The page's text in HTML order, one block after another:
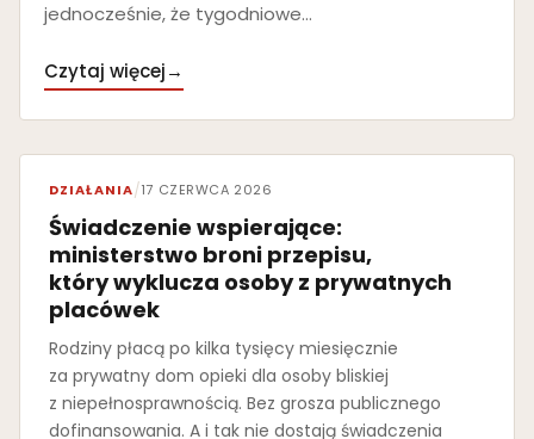
jednocześnie, że tygodniowe…
Czytaj więcej→
DZIAŁANIA/17 CZERWCA 2026
Świadczenie wspierające:
ministerstwo broni przepisu,
który wyklucza osoby z prywatnych
placówek
Rodziny płacą po kilka tysięcy miesięcznie
za prywatny dom opieki dla osoby bliskiej
z niepełnosprawnością. Bez grosza publicznego
dofinansowania. A i tak nie dostają świadczenia